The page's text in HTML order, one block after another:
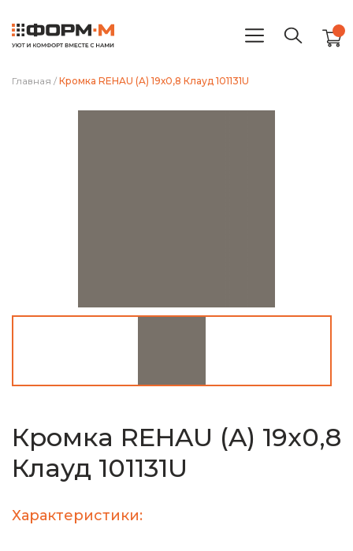
Главная / Кромка REHAU (A) 19х0,8 Клауд 101131U
Кромка REHAU (A) 19х0,8
Клауд 101131U
Характеристики: